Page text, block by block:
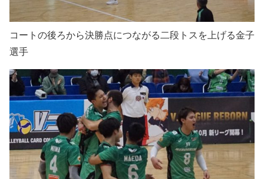
コートの後ろから決勝点につながる二段トスを上げる金子
選手